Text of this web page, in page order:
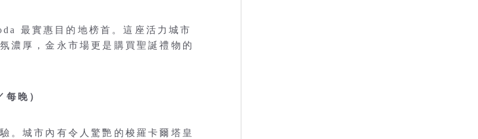
最實惠目的地榜首。這座活力城市
濃厚，金永市場更是購買聖誕禮物的
晚）
。城市內有令人驚艷的梭羅卡爾塔皇